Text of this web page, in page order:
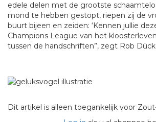
edele delen met de grootste
mond te hebben gestopt, riepen zij de
buurt bijeen en zeiden: ‘Kennen jullie
Champions League van het
tussen de handschriften”, zegt Rob
Dit artikel is alleen toegankelijk voor